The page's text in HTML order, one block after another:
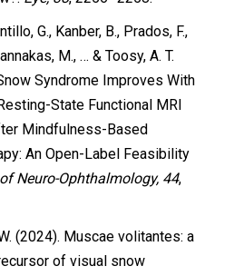
G., Kanber, B., Prados, F.,
M., … & Toosy, A. T.
Syndrome Improves With
State Functional MRI
Mindfulness-Based
An Open-Label Feasibility
Neuro-Ophthalmology, 44,
(2024). Muscae volitantes: a
of visual snow